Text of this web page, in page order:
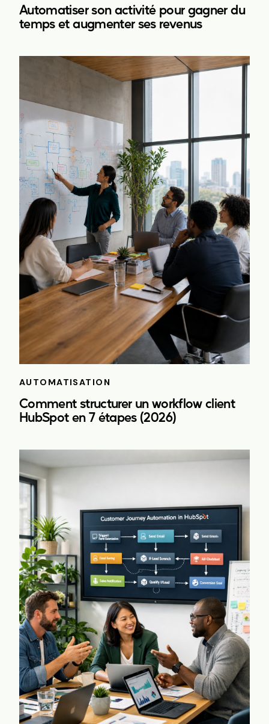
Automatiser son activité pour gagner du
temps et augmenter ses revenus
AUTOMATISATION
Comment structurer un workflow client
HubSpot en 7 étapes (2026)